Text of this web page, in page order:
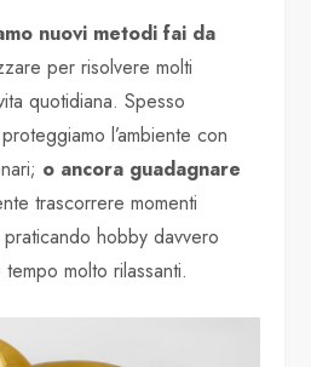
nuovi metodi fai da
per risolvere molti
quotidiana. Spesso
l’ambiente con
o ancora guadagnare
trascorrere momenti
hobby davvero
molto rilassanti.